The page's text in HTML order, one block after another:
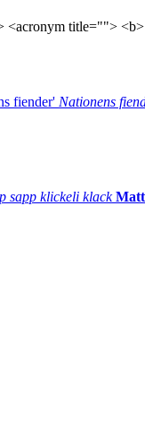
title="">
Nationens
sapp klickeli klack